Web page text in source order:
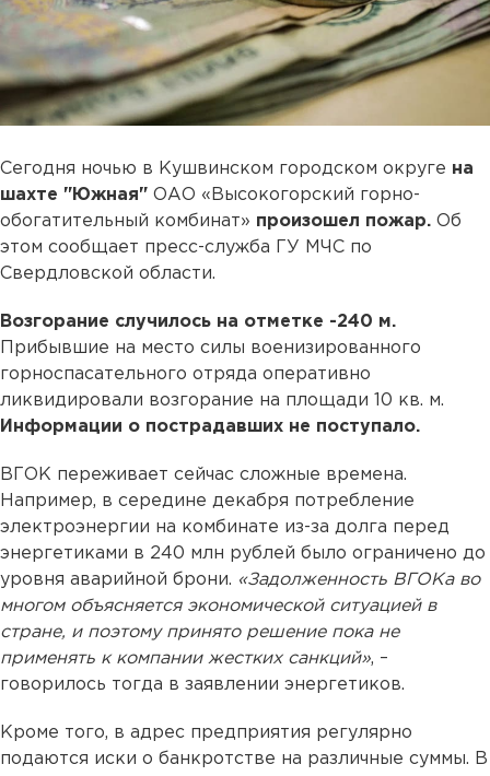
Сегодня ночью в Кушвинском городском округе на
шахте "Южная" ОАО «Высокогорский горно-
обогатительный комбинат» произошел пожар. Об
этом сообщает пресс-служба ГУ МЧС по
Свердловской области.
Возгорание случилось на отметке -240 м.
Прибывшие на место силы военизированного
горноспасательного отряда оперативно
ликвидировали возгорание на площади 10 кв. м.
Информации о пострадавших не поступало.
ВГОК переживает сейчас сложные времена.
Например, в середине декабря потребление
электроэнергии на комбинате из-за долга перед
энергетиками в 240 млн рублей было ограничено до
уровня аварийной брони. «Задолженность ВГОКа во
многом объясняется экономической ситуацией в
стране, и поэтому принято решение пока не
применять к компании жестких санкций», –
говорилось тогда в заявлении энергетиков.
Кроме того, в адрес предприятия регулярно
подаются иски о банкротстве на различные суммы. В